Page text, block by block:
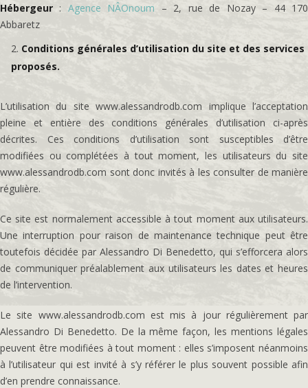
Hébergeur : Agence NÂOnoum – 2, rue de Nozay – 44 170
Abbaretz
Conditions générales d’utilisation du site et des services
proposés.
L’utilisation du site www.alessandrodb.com implique l’acceptation
pleine et entière des conditions générales d’utilisation ci-après
décrites. Ces conditions d’utilisation sont susceptibles d’être
modifiées ou complétées à tout moment, les utilisateurs du site
www.alessandrodb.com sont donc invités à les consulter de manière
régulière.
Ce site est normalement accessible à tout moment aux utilisateurs.
Une interruption pour raison de maintenance technique peut être
toutefois décidée par Alessandro Di Benedetto, qui s’efforcera alors
de communiquer préalablement aux utilisateurs les dates et heures
de l’intervention.
Le site www.alessandrodb.com est mis à jour régulièrement par
Alessandro Di Benedetto. De la même façon, les mentions légales
peuvent être modifiées à tout moment : elles s’imposent néanmoins
à l’utilisateur qui est invité à s’y référer le plus souvent possible afin
d’en prendre connaissance.